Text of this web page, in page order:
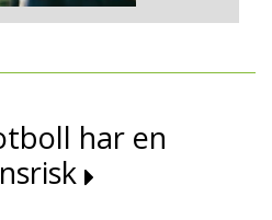
har en